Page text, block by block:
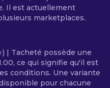
Il est actuellement
marketplaces.
| Tacheté possède une
ce qui signifie qu'il est
conditions. Une variante
pour chacune